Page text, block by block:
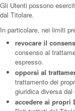
Gli Utenti possono
dal Titolare.
In particolare, nei limiti
revocare il
consenso al
espresso.
opporsi al
trattamento dei
giuridica diversa dal
accedere ai propri